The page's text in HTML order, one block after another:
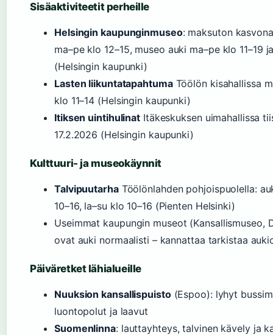
Sisäaktiviteetit perheille
Helsingin kaupunginmuseo: maksuton
ma–pe klo 12–15, museo auki ma–pe klo 11–19
(Helsingin kaupunki)
Lasten liikuntatapahtumaTöölön kisahallissa
klo 11–14 (Helsingin kaupunki)
Itiksen uintihulinat Itäkeskuksen uimahallissa
17.2.2026 (Helsingin kaupunki)
Kulttuuri- ja museokäynnit
TalvipuutarhaTöölönlahden pohjoispuolella:
10–16, la–su klo 10–16 (Pienten Helsinki)
Useimmat kaupungin museot (Kansallismuseo,
ovat auki normaalisti – kannattaa tarkistaa
Päiväretket lähialueille
Nuuksion kansallispuisto(Espoo): lyhyt
luontopolut ja laavut
Suomenlinna: lauttayhteys, talvinen kävely ja